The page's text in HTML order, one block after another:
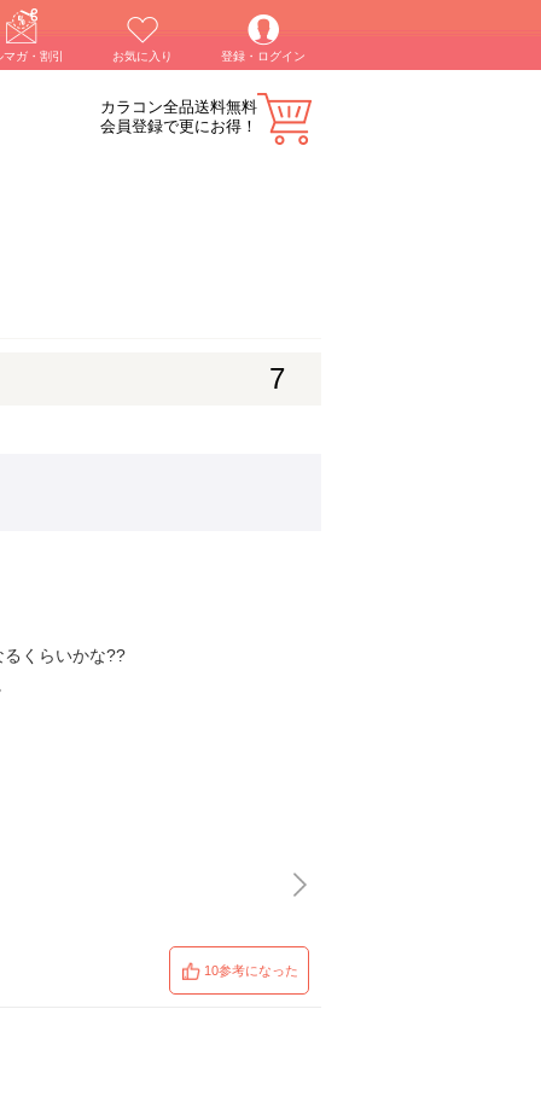
マガ・割引 お気に入り 登録・ログイン
カラコン全品送料無料
会員登録で更にお得！
7
るくらいかな??
10参考になった